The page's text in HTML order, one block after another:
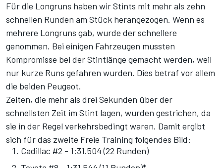
Für die Longruns haben wir Stints mit mehr als zehn
schnellen Runden am Stück herangezogen. Wenn es
mehrere Longruns gab, wurde der schnellere
genommen. Bei einigen Fahrzeugen mussten
Kompromisse bei der Stintlänge gemacht werden, weil
nur kurze Runs gefahren wurden. Dies betraf vor allem
die beiden Peugeot.
Zeiten, die mehr als drei Sekunden über der
schnellsten Zeit im Stint lagen, wurden gestrichen, da
sie in der Regel verkehrsbedingt waren. Damit ergibt
sich für das zweite Freie Training folgendes Bild:
Cadillac #2 - 1:31.504 (22 Runden)